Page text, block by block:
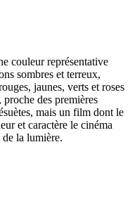
couleur représentative
sombres et terreux,
jaunes, verts et roses
des premières
mais un film dont le
et caractère le cinéma
la lumière.